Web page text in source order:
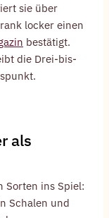
sie über
locker einen
bestätigt.
die Drei-bis-
als
Sorten ins Spiel:
Schalen und